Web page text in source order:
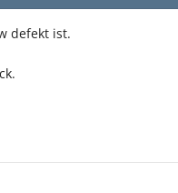
defekt ist.